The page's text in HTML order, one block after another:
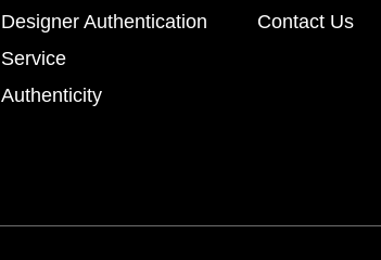
Designer Authentication
Service
Authenticity
Contact Us